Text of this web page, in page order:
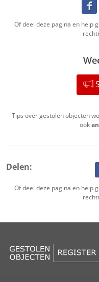
Of deel deze pagina en help
Tips over gestolen objecten
ook
Delen:
Of deel deze pagina en help